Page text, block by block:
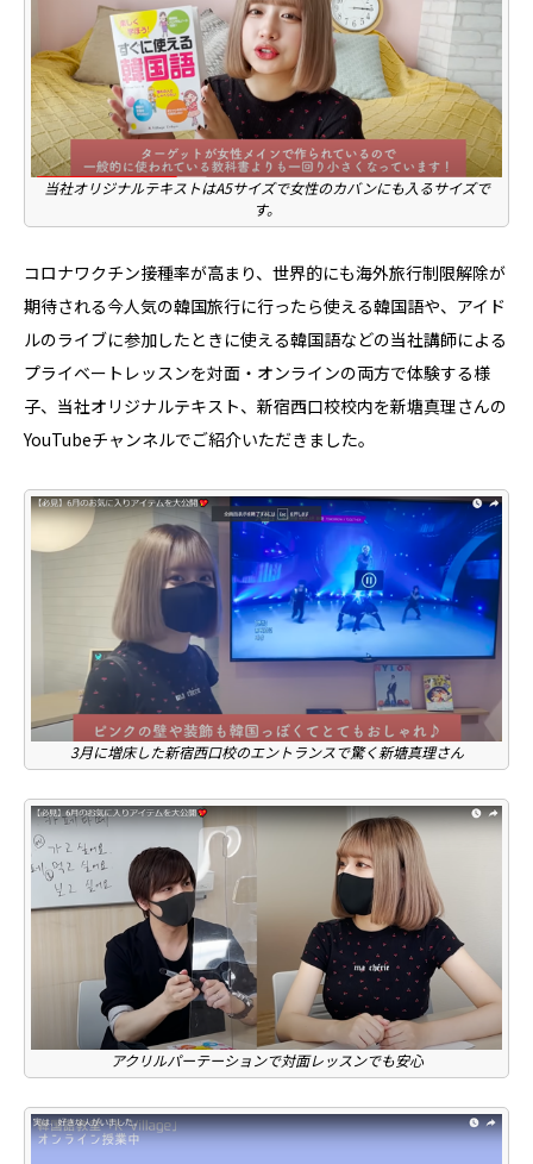
当社オリジナルテキストはA5サイズで女性のカバンにも入るサイズで
す。
コロナワクチン接種率が高まり、世界的にも海外旅行制限解除が
期待される今人気の韓国旅行に行ったら使える韓国語や、アイド
ルのライブに参加したときに使える韓国語などの当社講師による
プライベートレッスンを対面・オンラインの両方で体験する様
子、当社オリジナルテキスト、新宿西口校校内を新塘真理さんの
YouTubeチャンネルでご紹介いただきました。
3月に増床した新宿西口校のエントランスで驚く新塘真理さん
アクリルパーテーションで対面レッスンでも安心